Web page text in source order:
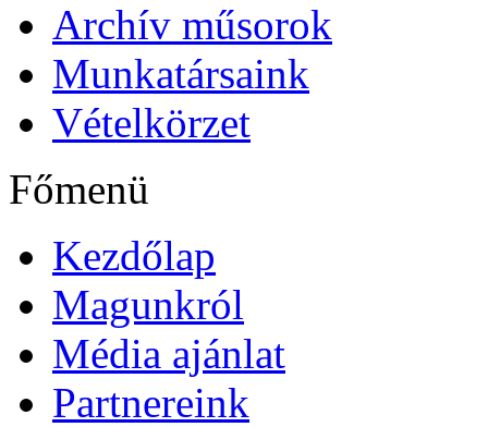
Archív műsorok
Munkatársaink
Vételkörzet
Főmenü
Kezdőlap
Magunkról
Média ajánlat
Partnereink